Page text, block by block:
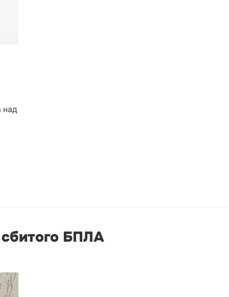
над
БПЛА